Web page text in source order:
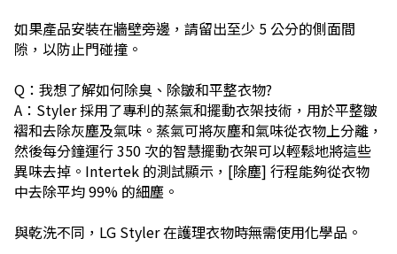
如果產品安裝在牆壁旁邊，請留出至少 5 公分的側面間
隙，以防止門碰撞。
Q：我想了解如何除臭、除皺和平整衣物?
A：Styler 採用了專利的蒸氣和擺動衣架技術，用於平整皺
褶和去除灰塵及氣味。蒸氣可將灰塵和氣味從衣物上分離，
然後每分鐘運行 350 次的智慧擺動衣架可以輕鬆地將這些
異味去掉。Intertek 的測試顯示，[除塵] 行程能夠從衣物
中去除平均 99% 的細塵。
與乾洗不同，LG Styler 在護理衣物時無需使用化學品。